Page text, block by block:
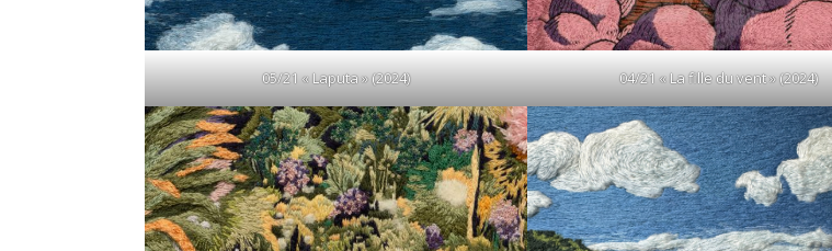
05/21 « Laputa » (2024) 04/21 « La fille du vent » (2024)